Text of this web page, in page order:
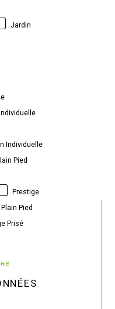
Jardin
Individuelle
Pied
Prestige
Pied
Prisé